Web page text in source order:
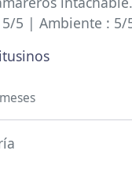
5/5 | Ambiente : 5/